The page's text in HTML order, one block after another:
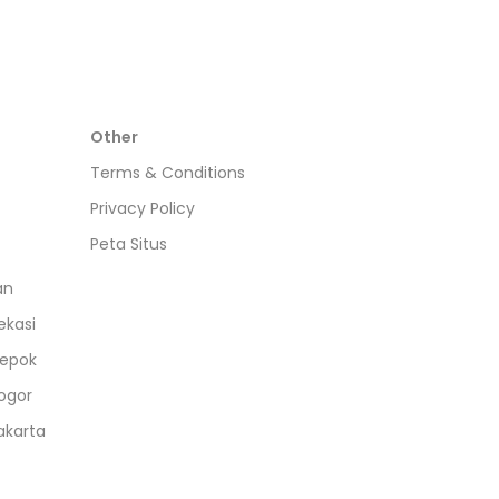
Other
Terms & Conditions
Privacy Policy
Peta Situs